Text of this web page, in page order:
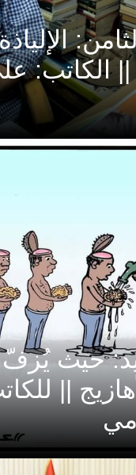
|| الكاتب:
حيث يُزفّ
||